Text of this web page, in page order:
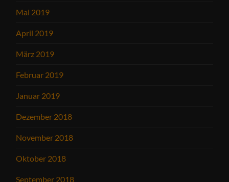
Mai 2019
April 2019
März 2019
Februar 2019
Januar 2019
Dezember 2018
November 2018
Oktober 2018
September 2018